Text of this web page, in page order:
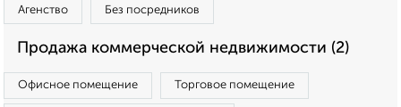
Агенство Без посредников
Продажа коммерческой недвижимости (2)
Офисное помещение Торговое помещение